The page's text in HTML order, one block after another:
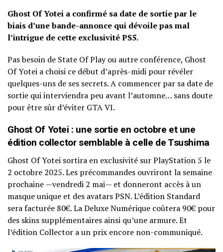
Ghost Of Yotei a confirmé sa date de sortie par le
biais d’une bande-annonce qui dévoile pas mal
l’intrigue de cette exclusivité PS5.
Pas besoin de State Of Play ou autre conférence, Ghost
Of Yotei a choisi ce début d’après-midi pour révéler
quelques-uns de ses secrets. A commencer par sa date de
sortie qui interviendra peu avant l’automne… sans doute
pour être sûr d’éviter GTA VI.
Ghost Of Yotei : une sortie en octobre et une
édition collector semblable à celle de Tsushima
Ghost Of Yotei sortira en exclusivité sur PlayStation 5 le
2 octobre 2025. Les précommandes ouvriront la semaine
prochaine —vendredi 2 mai— et donneront accès à un
masque unique et des avatars PSN. L’édition Standard
sera facturée 80€. La Deluxe Numérique coûtera 90€ pour
des skins supplémentaires ainsi qu’une armure. Et
l’édition Collector a un prix encore non-communiqué.